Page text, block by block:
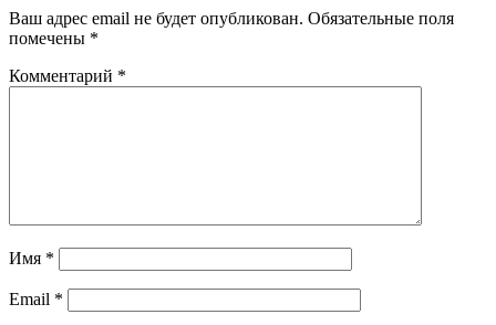
Ваш адрес email не будет опубликован. Обязательные поля
помечены *
Комментарий *
Имя *
Email *